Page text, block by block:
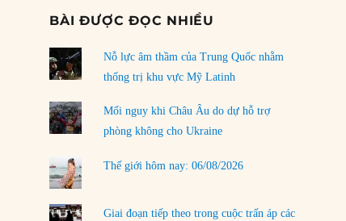
Đặt cược vào thất bại: Các quỹ đầu tư mạo
rủi ro
02/08/2026
Làm thế nào để kết thúc Chiến tranh Iran?
01/08/2026
Chiến lược kế tiếp của Bắc Kinh ở Biển Đông
31/07/2026
Trật tự thế giới mới: Các nước nhỏ sẽ luôn
BÀI ĐƯỢC ĐỌC NHIỀU
Nỗ lực âm thầm của Trung Quốc nhằm
thống trị khu vực Mỹ Latinh
Mối nguy khi Châu Âu do dự hỗ trợ
phòng không cho Ukraine
Thế giới hôm nay: 06/08/2026
Giai đoạn tiếp theo trong cuộc trấn áp các